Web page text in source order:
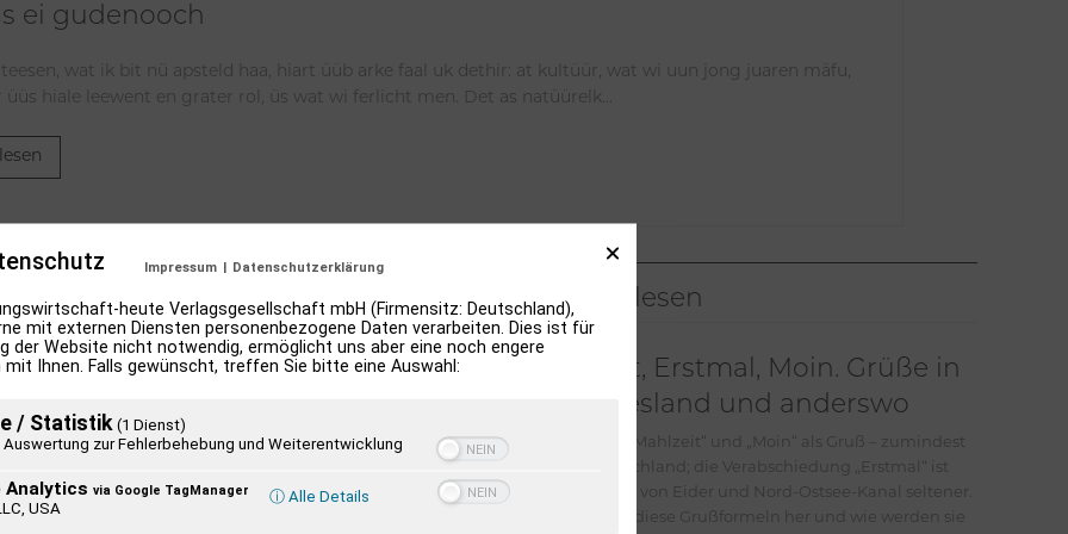
ei gudenooch
teesen, wat ik bit nü apsteld haa, hiart üüb arke faal uk dethir: at kultüür, wat wi uun jong juaren mäfu,
üüs hiale leewent en grater rol, üs wat wi ferlicht men. Det as natüürelk...
–
Zwischen Armutsideal
Meistgelesen
Mahlzeit, Erstmal, Moin. Grüße in
Nordfriesland und anderswo
Jeder kennt „Mahlzeit“ und „Moin“ als Gruß – zumindest
in Norddeutschland; die Verabschiedung „Erstmal“ ist
schon südlich von Eider und Nord-Ostsee-Kanal seltener.
Wo kommen diese Grußformeln her und wie werden sie
Impressum | Datenschutzerklärung
heute Verlagsgesellschaft mbH (Firmensitz: Deutschland),
mit externen Diensten personenbezogene Daten verarbeiten. Dies ist für
der Website nicht notwendig, ermöglicht uns aber eine noch engere
Ihnen. Falls gewünscht, treffen Sie bitte eine Auswahl:
/ Statistik (1 Dienst)
Auswertung zur Fehlerbehebung und Weiterentwicklung
Analytics via Google TagManager
USA
ⓘ Alle Details